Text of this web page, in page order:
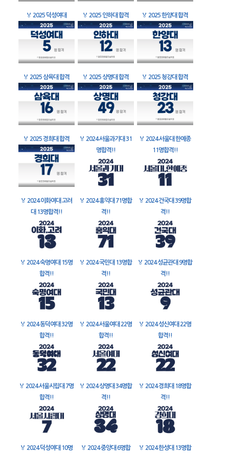
🏅 2025 덕성여대 🏅 2025 인하대 합격 🏅 2025 한양대 합격
🏅 2025 삼육대 합격 🏅 2025 상명대 합격 🏅 2025 청강대 합격
🏅 2025 경희대 합격 🏅 2024 서울과기대 31
명합격!!
🏅 2024 서울대 한예종
11명합격!!
🏅 2024 이화여대 고려
대 13명합격!!
🏅 2024 홍익대 71명합
격!!
🏅 2024 건국대 39명합
격!!
🏅 2024 숙명여대 15명
합격!!
🏅 2024 국민대 13명합
격!!
🏅 2024 성균관대 9명합
격!!
🏅 2024 동덕여대 32명
합격!!
🏅 2024 서울여대 22명
합격!!
🏅 2024 성신여대 22명
합격!!
🏅 2024 서울시립대 7명
합격!!
🏅 2024 상명대 34명합
격!!
🏅 2024 경희대 18명합
격!!
🏅 2024 덕성여대 10명
🏅 2024 중앙대 6명합
🏅 2024 한성대 13명합